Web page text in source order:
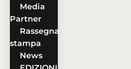
Media
Partner
Rassegna
stampa
News